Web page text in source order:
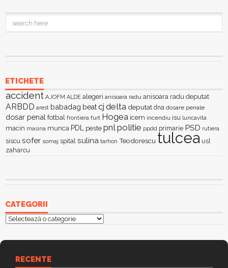
ETICHETE
accident AJOFM ALDE alegeri anisoara radu anisoara radu deputat
ARBDD arest babadag beatcj delta deputat dna dosare penale
dosar penal fotbal frontiera furt Hogea icem incendiu isu luncavita
macin masina munca PDL peste pnlpolitie ppdd primarie PSD rutiera
siscu sofer somaj spital sulina tarhon Teodorescu tulcea usl
zaharcu
CATEGORII
Categorii
RECENTE